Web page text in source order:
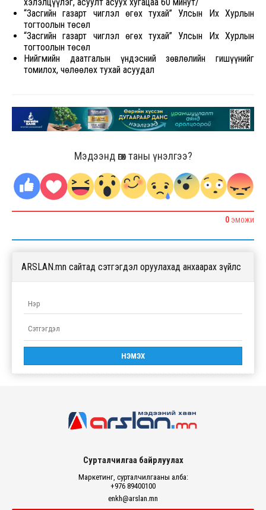
“Засгийн газарт чиглэл өгөх тухай” Улсын Их Хурлын
тогтоолын төсөл
“Засгийн газарт чиглэл өгөх тухай” Улсын Их Хурлын
тогтоолын төсөл
Нийгмийн даатгалын үндэсний зөвлөлийн гишүүнийг
томилох, чөлөөлөх тухай асуудал
Мэдээнд өгөх таны үнэлгээ?
0 ЭМОЖИ
ARSLAN.mn сайтад сэтгэгдэл оруулахад анхаарах зүйлс
Сурталчилгаа байрлуулах
Маркетинг, сурталчилгааны алба:
+976 89400100
enkh@arslan.mn